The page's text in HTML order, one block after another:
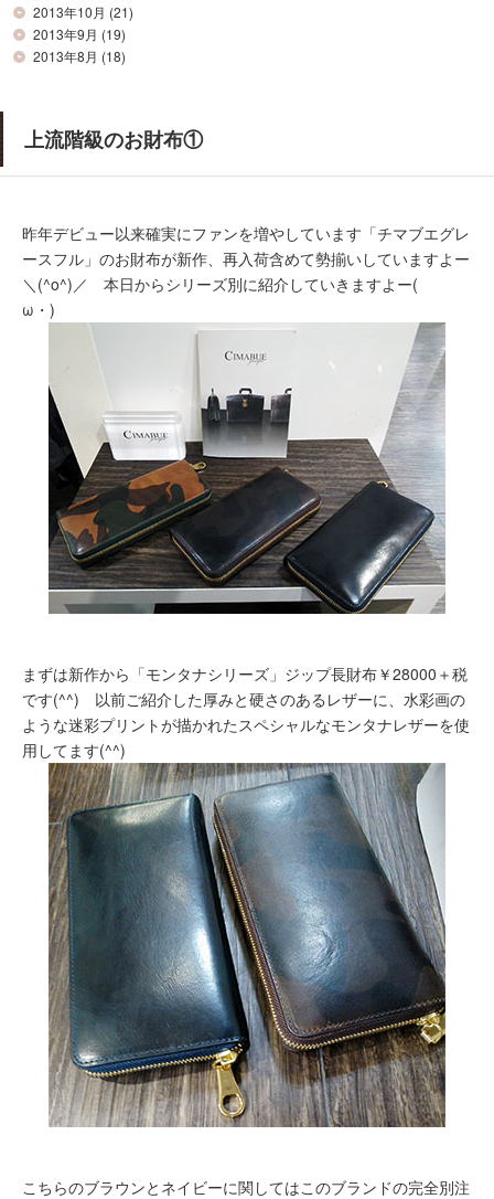
2013年10月 (21)
2013年9月 (19)
2013年8月 (18)
上流階級のお財布①
昨年デビュー以来確実にファンを増やしています「チマブエグレ
ースフル」のお財布が新作、再入荷含めて勢揃いしていますよー
＼(^o^)／ 本日からシリーズ別に紹介していきますよー(ゝ
ω・)
まずは新作から「モンタナシリーズ」ジップ長財布￥28000＋税
です(^^) 以前ご紹介した厚みと硬さのあるレザーに、水彩画の
ような迷彩プリントが描かれたスペシャルなモンタナレザーを使
用してます(^^)
こちらのブラウンとネイビーに関してはこのブランドの完全別注